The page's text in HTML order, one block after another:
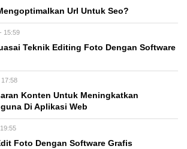
Url Untuk Seo?
15:59
Teknik Editing Foto Dengan Software
17:58
Konten Untuk Meningkatkan
Di Aplikasi Web
Foto Dengan Software Grafis